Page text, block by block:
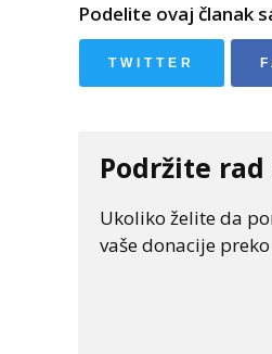
Podelite ovaj članak
TWITTER
Podržite rad
Ukoliko želite da
vaše donacije